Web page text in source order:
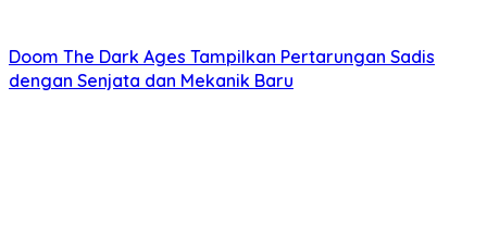
Doom The Dark Ages Tampilkan Pertarungan Sadis
dengan Senjata dan Mekanik Baru